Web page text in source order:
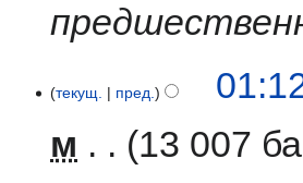
апрелятекущ. пред.
м
13 007